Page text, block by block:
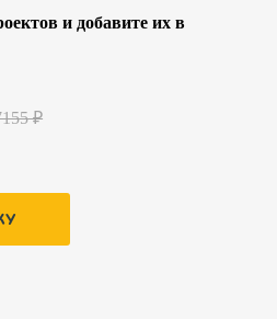
и добавите их в
₽